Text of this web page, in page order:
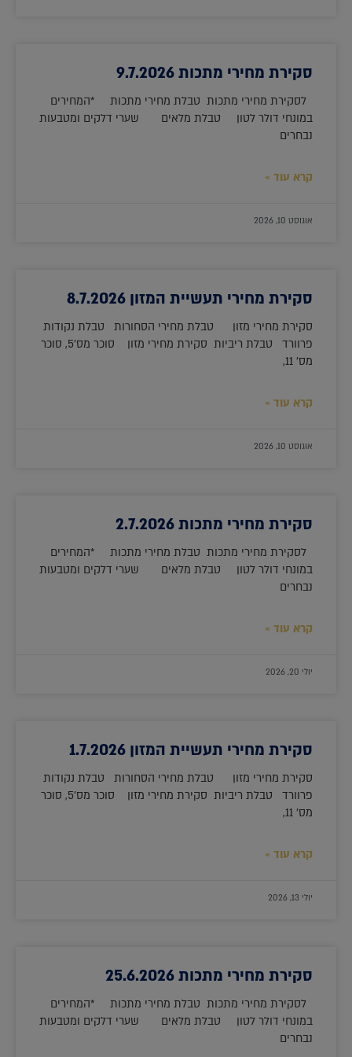
סקירת מחירי מתכות 9.7.2026
לסקירת מחירי מתכות טבלת מחירי מתכות *המחירים
במונחי דולר לטון טבלת מלאים שערי דלקים ומטבעות
נבחרים
קרא עוד »
אוגוסט 10, 2026
סקירת מחירי תעשיית המזון 8.7.2026
סקירת מחירי מזון טבלת מחירי הסחורות טבלת נקודות
פרוורד טבלת ריביות סקירת מחירי מזון סוכר מס'5, סוכר
מס' 11,
קרא עוד »
אוגוסט 10, 2026
סקירת מחירי מתכות 2.7.2026
לסקירת מחירי מתכות טבלת מחירי מתכות *המחירים
במונחי דולר לטון טבלת מלאים שערי דלקים ומטבעות
נבחרים
קרא עוד »
יולי 20, 2026
סקירת מחירי תעשיית המזון 1.7.2026
סקירת מחירי מזון טבלת מחירי הסחורות טבלת נקודות
פרוורד טבלת ריביות סקירת מחירי מזון סוכר מס'5, סוכר
מס' 11,
קרא עוד »
יולי 13, 2026
סקירת מחירי מתכות 25.6.2026
לסקירת מחירי מתכות טבלת מחירי מתכות *המחירים
במונחי דולר לטון טבלת מלאים שערי דלקים ומטבעות
נבחרים